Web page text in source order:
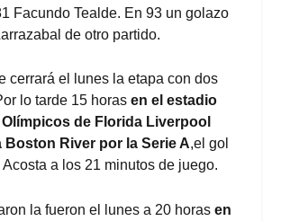
Facundo Tealde. En 93 un golazo
de otro partido.
cerrará el lunes la etapa con dos
lo tarde 15 horasen el estadio
de Florida Liverpool
Boston River por la Serie A,el gol
Acosta a los 21 minutos de juego.
la fueron el lunes a 20 horasen